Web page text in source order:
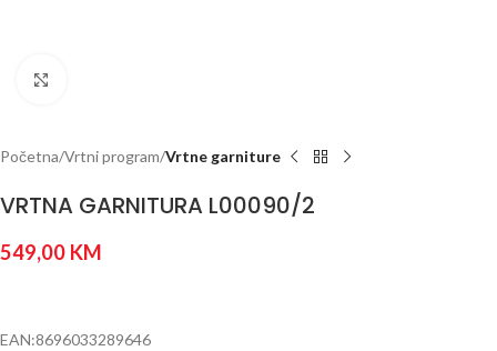
Početna Vrtni program Vrtne garniture
VRTNA GARNITURA L00090/2
549,00 KM
EAN:8696033289646